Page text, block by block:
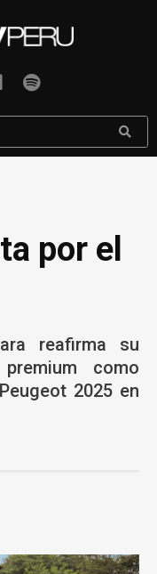
por el
reafirma su
como
2025 en